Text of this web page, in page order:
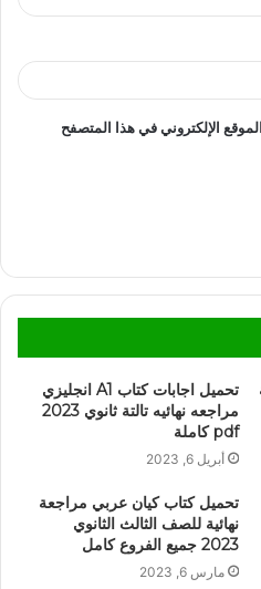
الإلكتروني في هذا المتصفح
تحميل اجابات كتاب A1 انجليزي
مراجعه نهائيه تالتة ثانوي 2023
pdf كاملة
أبريل 6, 2023
تحميل كتاب كيان عربي مراجعة
نهائية للصف الثالث الثانوي
2023 جميع الفروع كامل
مارس 6, 2023